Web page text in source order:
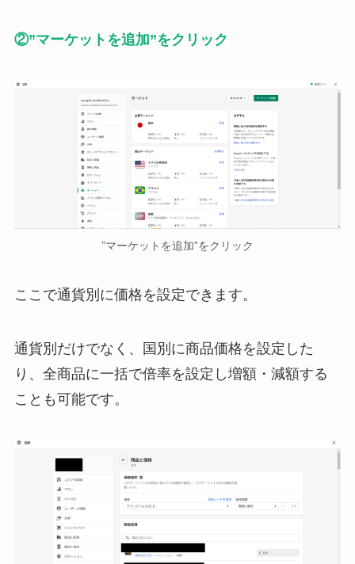
②”マーケットを追加”をクリック
”マーケットを追加”をクリック
ここで通貨別に価格を設定できます。
通貨別だけでなく、国別に商品価格を設定した
り、全商品に一括で倍率を設定し増額・減額する
ことも可能です。